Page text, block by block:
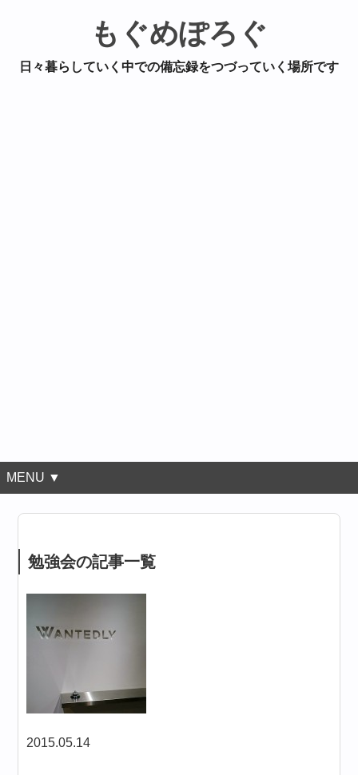
もぐめぽろぐ
日々暮らしていく中での備忘録をつづっていく場所です
MENU ▼
勉強会の記事一覧
2015.05.14